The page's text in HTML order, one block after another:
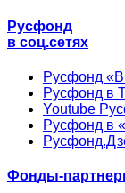
Русфонд
в соц.сетях
Русфонд
Русфонд в
Youtube
Русфонд в
Фонды-